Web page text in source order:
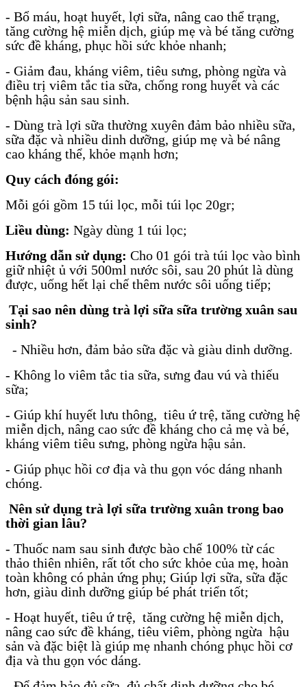
- Bổ máu, hoạt huyết, lợi sữa, nâng cao thể trạng,
tăng cường hệ miễn dịch, giúp mẹ và bé tăng cường
sức đề kháng, phục hồi sức khỏe nhanh;
- Giảm đau, kháng viêm, tiêu sưng, phòng ngừa và
điều trị viêm tắc tia sữa, chống rong huyết và các
bệnh hậu sản sau sinh.
- Dùng trà lợi sữa thường xuyên đảm bảo nhiều sữa,
sữa đặc và nhiều dinh dưỡng, giúp mẹ và bé nâng
cao kháng thể, khỏe mạnh hơn;
Quy cách đóng gói:
Mỗi gói gồm 15 túi lọc, mỗi túi lọc 20gr;
Liều dùng: Ngày dùng 1 túi lọc;
Hướng dẫn sử dụng: Cho 01 gói trà túi lọc vào bình
giữ nhiệt ủ với 500ml nước sôi, sau 20 phút là dùng
được, uống hết lại chế thêm nước sôi uống tiếp;
Tại sao nên dùng trà lợi sữa sữa trường xuân sau
sinh?
- Nhiều hơn, đảm bảo sữa đặc và giàu dinh dưỡng.
- Không lo viêm tắc tia sữa, sưng đau vú và thiếu
sữa;
- Giúp khí huyết lưu thông, tiêu ứ trệ, tăng cường hệ
miễn dịch, nâng cao sức đề kháng cho cả mẹ và bé,
kháng viêm tiêu sưng, phòng ngừa hậu sản.
- Giúp phục hồi cơ địa và thu gọn vóc dáng nhanh
chóng.
Nên sử dụng trà lợi sữa trường xuân trong bao
thời gian lâu?
- Thuốc nam sau sinh được bào chế 100% từ các
thảo thiên nhiên, rất tốt cho sức khỏe của mẹ, hoàn
toàn không có phản ứng phụ; Giúp lợi sữa, sữa đặc
hơn, giàu dinh dưỡng giúp bé phát triển tốt;
- Hoạt huyết, tiêu ứ trệ, tăng cường hệ miễn dịch,
nâng cao sức đề kháng, tiêu viêm, phòng ngừa hậu
sản và đặc biệt là giúp mẹ nhanh chóng phục hồi cơ
địa và thu gọn vóc dáng.